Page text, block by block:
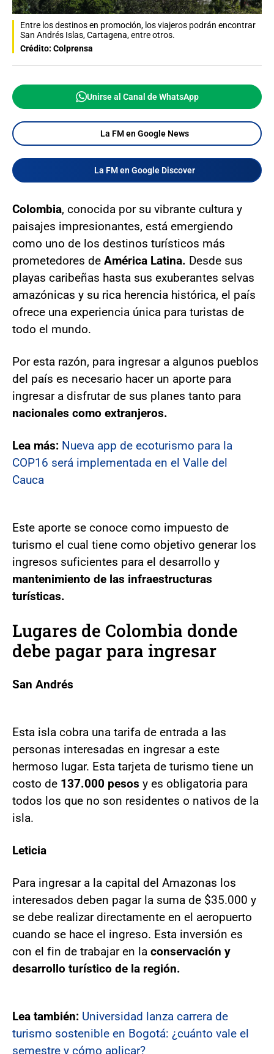
Entre los destinos en promoción, los viajeros podrán encontrar
San Andrés Islas, Cartagena, entre otros.
Crédito: Colprensa
Unirse al Canal de WhatsApp
La FM en Google News
La FM en Google Discover
Colombia, conocida por su vibrante cultura y
paisajes impresionantes, está emergiendo
como uno de los destinos turísticos más
prometedores de América Latina. Desde sus
playas caribeñas hasta sus exuberantes selvas
amazónicas y su rica herencia histórica, el país
ofrece una experiencia única para turistas de
todo el mundo.
Por esta razón, para ingresar a algunos pueblos
del país es necesario hacer un aporte para
ingresar a disfrutar de sus planes tanto para
nacionales como extranjeros.
Lea más: Nueva app de ecoturismo para la
COP16 será implementada en el Valle del
Cauca
Este aporte se conoce como impuesto de
turismo el cual tiene como objetivo generar los
ingresos suficientes para el desarrollo y
mantenimiento de las infraestructuras
turísticas.
Lugares de Colombia donde
debe pagar para ingresar
San Andrés
Esta isla cobra una tarifa de entrada a las
personas interesadas en ingresar a este
hermoso lugar. Esta tarjeta de turismo tiene un
costo de 137.000 pesos y es obligatoria para
todos los que no son residentes o nativos de la
isla.
Leticia
Para ingresar a la capital del Amazonas los
interesados deben pagar la suma de $35.000 y
se debe realizar directamente en el aeropuerto
cuando se hace el ingreso. Esta inversión es
con el fin de trabajar en la conservación y
desarrollo turístico de la región.
Lea también: Universidad lanza carrera de
turismo sostenible en Bogotá: ¿cuánto vale el
semestre y cómo aplicar?